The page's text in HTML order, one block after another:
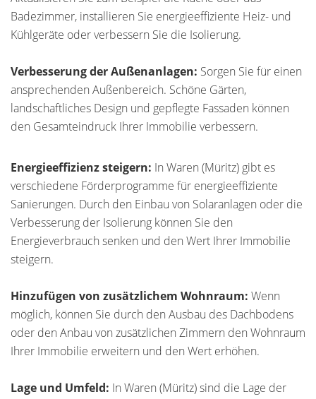
Badezimmer, installieren Sie energieeffiziente Heiz- und
Kühlgeräte oder verbessern Sie die Isolierung.
Verbesserung der Außenanlagen: Sorgen Sie für einen
ansprechenden Außenbereich. Schöne Gärten,
landschaftliches Design und gepflegte Fassaden können
den Gesamteindruck Ihrer Immobilie verbessern.
Energieeffizienz steigern: In Waren (Müritz) gibt es
verschiedene Förderprogramme für energieeffiziente
Sanierungen. Durch den Einbau von Solaranlagen oder die
Verbesserung der Isolierung können Sie den
Energieverbrauch senken und den Wert Ihrer Immobilie
steigern.
Hinzufügen von zusätzlichem Wohnraum: Wenn
möglich, können Sie durch den Ausbau des Dachbodens
oder den Anbau von zusätzlichen Zimmern den Wohnraum
Ihrer Immobilie erweitern und den Wert erhöhen.
Lage und Umfeld: In Waren (Müritz) sind die Lage der